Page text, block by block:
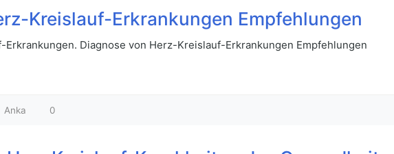
Kreislauf-Erkrankungen Empfehlungen
Diagnose von Herz-Kreislauf-Erkrankungen Empfehlungen
Anka 0